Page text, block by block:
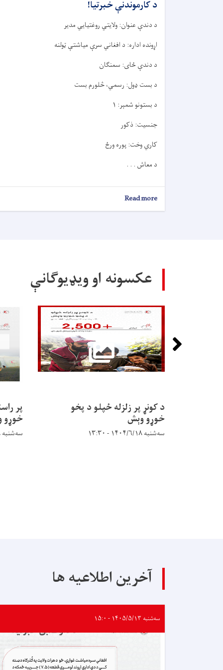
د کارموندنې خبرتيا!
د دندې عنوان: ولایتي روغتیایي مدیر
اړونده اداره: د افغاني سرې میاشتې ټولنه
د دندې ځای: سمنګان
د بست ډول: رسمي، څلورم بست
د بستونو شمېر: ۱
جنسیت: ذکور
کاري وخت: پوره ورځ
د معاش . . .
Read more
د
عکسونه او ویډیوګانې
د کونړ پر زلزله ځپلو د پخو
خوړو وېش
سه‌شنبه ۱۴۰۴/۶/۱۸ - ۱۳:۳۰
پر
سه‌شنبه ۱۴۰۴/۶/۱۸ - ۱۰:۲۳
آخرین اطلاعیه ها
سه‌شنبه ۱۴۰۵/۵/۱۳ - ۱۵:۰